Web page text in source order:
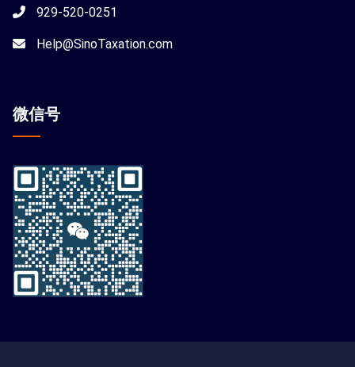
929-520-0251
Help@SinoTaxation.com
微信号